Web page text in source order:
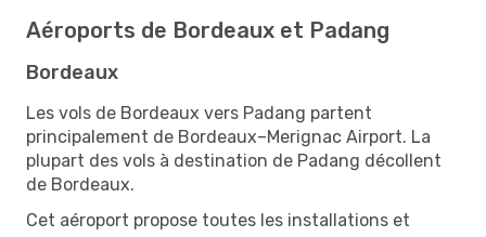
Aéroports de Bordeaux et Padang
Bordeaux
Les vols de Bordeaux vers Padang partent
principalement de Bordeaux–Merignac Airport. La
plupart des vols à destination de Padang décollent
de Bordeaux.
Cet aéroport propose toutes les installations et